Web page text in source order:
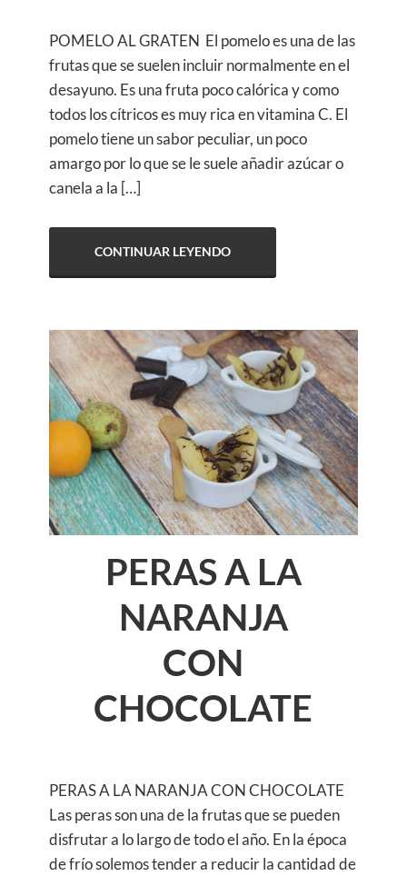
POMELO AL GRATEN El pomelo es una de las
frutas que se suelen incluir normalmente en el
desayuno. Es una fruta poco calórica y como
todos los cítricos es muy rica en vitamina C. El
pomelo tiene un sabor peculiar, un poco
amargo por lo que se le suele añadir azúcar o
canela a la […]
CONTINUAR LEYENDO
PERAS A LA
NARANJA
CON
CHOCOLATE
PERAS A LA NARANJA CON CHOCOLATE
Las peras son una de la frutas que se pueden
disfrutar a lo largo de todo el año. En la época
de frío solemos tender a reducir la cantidad de